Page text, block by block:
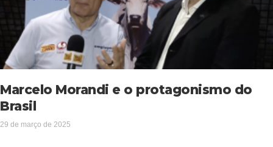
Marcelo Morandi e o protagonismo do
Brasil
29 de março de 2025